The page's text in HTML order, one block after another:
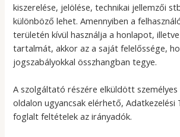
kiszerelése, jelölése, technikai jellemzői
különböző lehet. Amennyiben a
területén kívül használja a honlapot,
tartalmát, akkor az a saját felelőssége,
jogszabályokkal összhangban tegye.
A szolgáltató részére elküldött
oldalon ugyancsak elérhető,
foglalt feltételek az irányadók.